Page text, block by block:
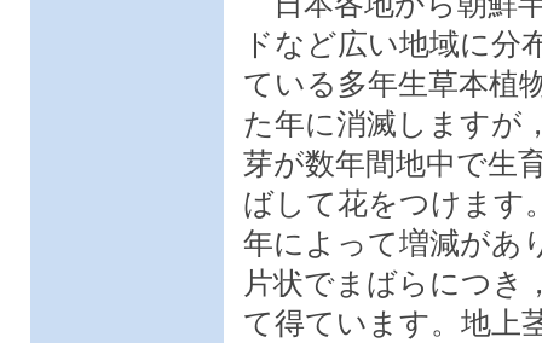
ドなど広い地域に分
ている多年生草本植
た年に消滅しますが
芽が数年間地中で生
ばして花をつけます
年によって増減があ
片状でまばらにつき
て得ています。地上